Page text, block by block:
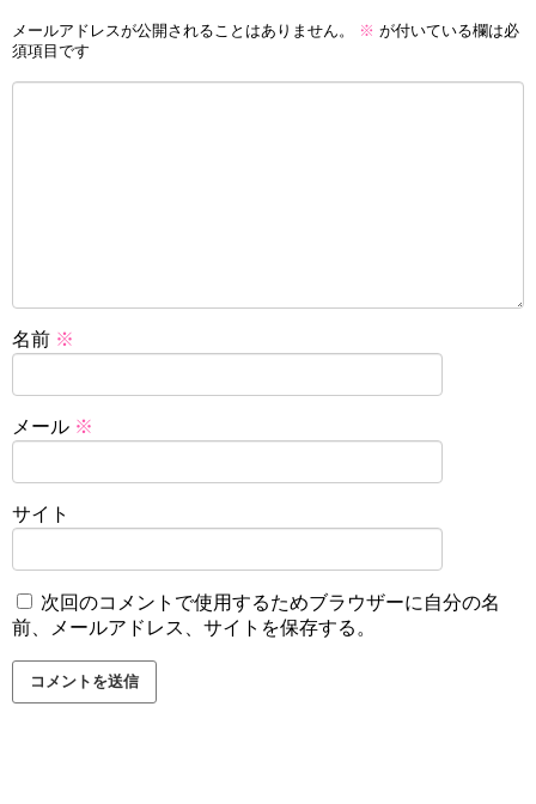
メールアドレスが公開されることはありません。 ※ が付いている欄は必
須項目です
名前 ※
メール ※
サイト
次回のコメントで使用するためブラウザーに自分の名
前、メールアドレス、サイトを保存する。